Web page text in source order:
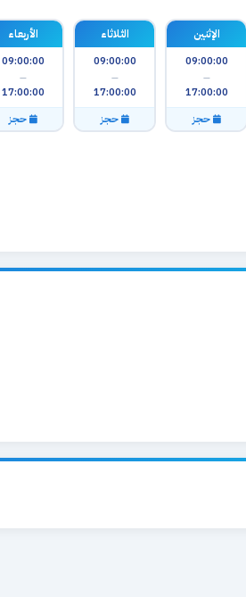
الإثنين
09:00:00
—
17:00:00
حجز
الثلاثاء
09:00:00
—
17:00:00
حجز
الأربعاء
09:00:00
—
17:00:00
حجز